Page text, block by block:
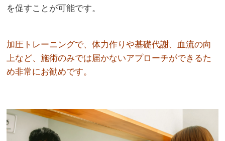
を促すことが可能です。
加圧トレーニングで、体力作りや基礎代謝、血流の向
上など、施術のみでは届かないアプローチができるた
め非常にお勧めです。